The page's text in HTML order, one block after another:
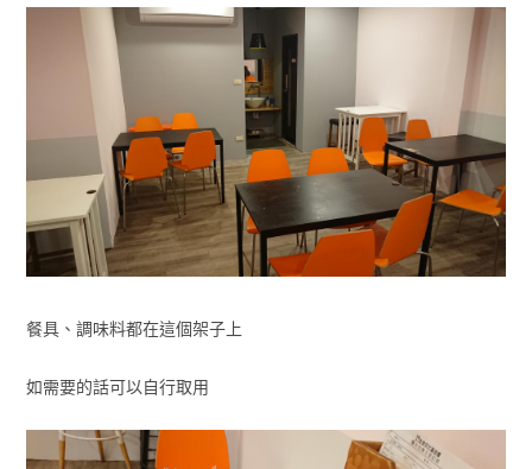
餐具、調味料都在這個架子上
如需要的話可以自行取用